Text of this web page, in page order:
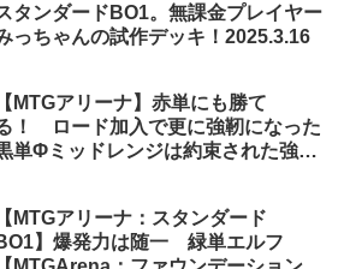
タンダードBO1。無課金プレイヤー
っちゃんの試作デッキ！2025.3.16
【MTGアリーナ】赤単にも勝て
！ ロード加入で更に強靭になった
単Φミッドレンジは約束された強
【MTGアリーナ：スタンダード
】爆発力は随一 緑単エルフ